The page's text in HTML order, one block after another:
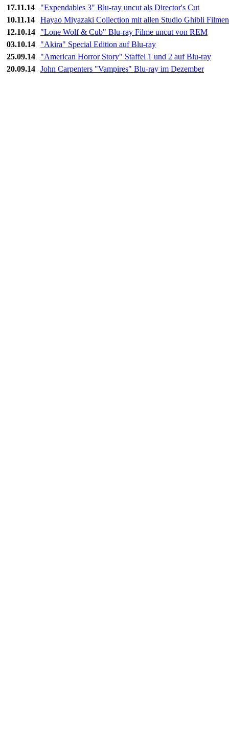
17.11.14
"Expendables 3" Blu-ray uncut als Director's Cut
10.11.14
Hayao Miyazaki Collection mit allen Studio Ghibli
12.10.14
"Lone Wolf & Cub" Blu-ray Filme uncut von REM
03.10.14
"Akira" Special Edition auf Blu-ray
25.09.14
"American Horror Story" Staffel 1 und 2 auf Blu-ray
20.09.14 John Carpenters "Vampires" Blu-ray im Dezember